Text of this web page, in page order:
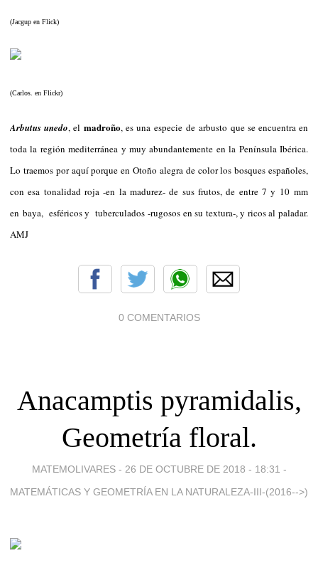
(Jacgup en Flick)
(Carlos. en Flickr)
Arbutus unedo, el madroño, es una especie de arbusto que se encuentra en
toda la región mediterránea y muy abundantemente en la Península Ibérica.
Lo traemos por aquí porque en Otoño alegra de color los bosques españoles,
con esa tonalidad roja -en la madurez- de sus frutos, de entre 7 y 10 mm
en baya, esféricos y tuberculados -rugosos en su textura-, y ricos al paladar.
AMJ
0 COMENTARIOS
Anacamptis pyramidalis,
Geometría floral.
MATEMOLIVARES - 26 DE OCTUBRE DE 2018 - 18:31 -
MATEMÁTICAS Y GEOMETRÍA EN LA NATURALEZA-III-(2016-->)